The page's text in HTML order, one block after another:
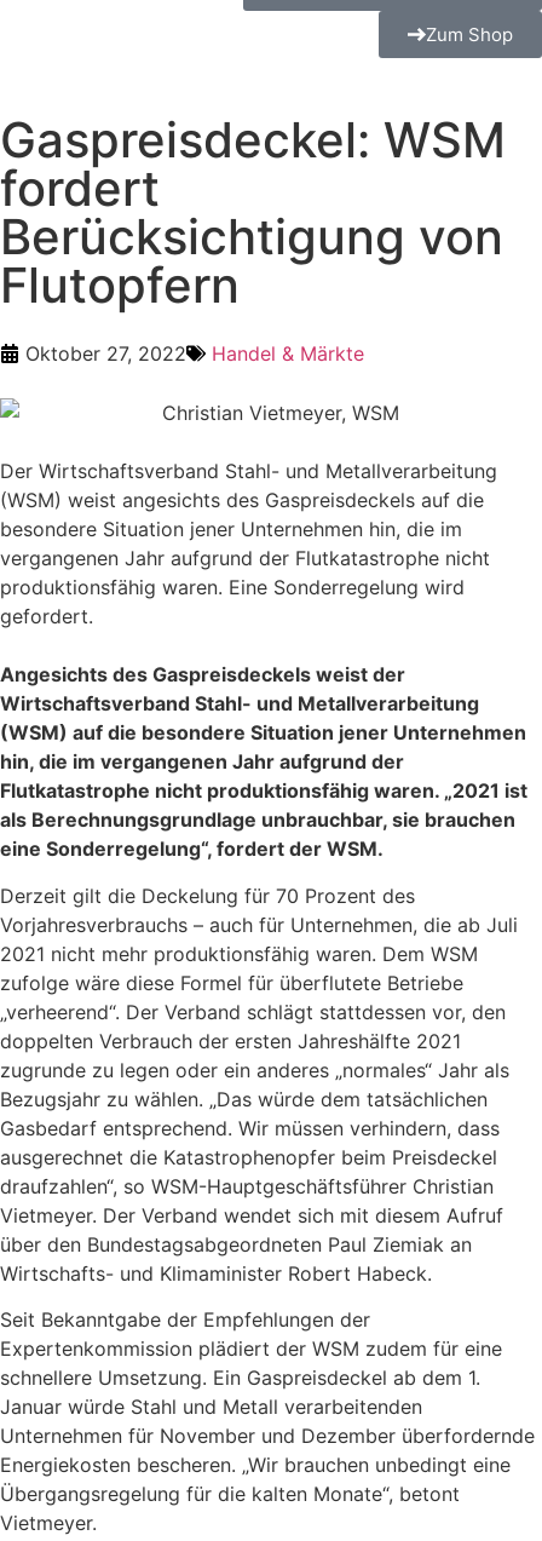
Zum Shop
Gaspreisdeckel: WSM
fordert
Berücksichtigung von
Flutopfern
Oktober 27, 2022 Handel & Märkte
Der Wirtschaftsverband Stahl- und Metallverarbeitung
(WSM) weist angesichts des Gaspreisdeckels auf die
besondere Situation jener Unternehmen hin, die im
vergangenen Jahr aufgrund der Flutkatastrophe nicht
produktionsfähig waren. Eine Sonderregelung wird
gefordert.
Angesichts des Gaspreisdeckels weist der
Wirtschaftsverband Stahl- und Metallverarbeitung
(WSM) auf die besondere Situation jener Unternehmen
hin, die im vergangenen Jahr aufgrund der
Flutkatastrophe nicht produktionsfähig waren. „2021 ist
als Berechnungsgrundlage unbrauchbar, sie brauchen
eine Sonderregelung“, fordert der WSM.
Derzeit gilt die Deckelung für 70 Prozent des
Vorjahresverbrauchs – auch für Unternehmen, die ab Juli
2021 nicht mehr produktionsfähig waren. Dem WSM
zufolge wäre diese Formel für überflutete Betriebe
„verheerend“. Der Verband schlägt stattdessen vor, den
doppelten Verbrauch der ersten Jahreshälfte 2021
zugrunde zu legen oder ein anderes „normales“ Jahr als
Bezugsjahr zu wählen. „Das würde dem tatsächlichen
Gasbedarf entsprechend. Wir müssen verhindern, dass
ausgerechnet die Katastrophenopfer beim Preisdeckel
draufzahlen“, so WSM-Hauptgeschäftsführer Christian
Vietmeyer. Der Verband wendet sich mit diesem Aufruf
über den Bundestagsabgeordneten Paul Ziemiak an
Wirtschafts- und Klimaminister Robert Habeck.
Seit Bekanntgabe der Empfehlungen der
Expertenkommission plädiert der WSM zudem für eine
schnellere Umsetzung. Ein Gaspreisdeckel ab dem 1.
Januar würde Stahl und Metall verarbeitenden
Unternehmen für November und Dezember überfordernde
Energiekosten bescheren. „Wir brauchen unbedingt eine
Übergangsregelung für die kalten Monate“, betont
Vietmeyer.